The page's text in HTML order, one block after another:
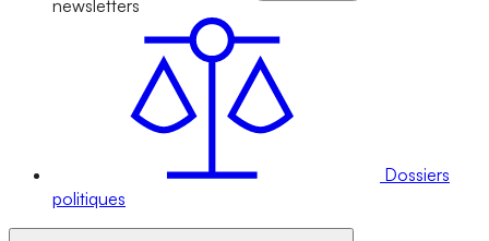
newsletters
Dossiers
politiques